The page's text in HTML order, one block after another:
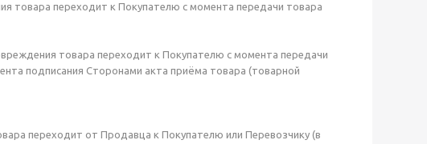
товара переходит к Покупателю с момента передачи товара
товара переходит к Покупателю с момента передачи
подписания Сторонами акта приёма товара (товарной
переходит от Продавца к Покупателю или Перевозчику (в